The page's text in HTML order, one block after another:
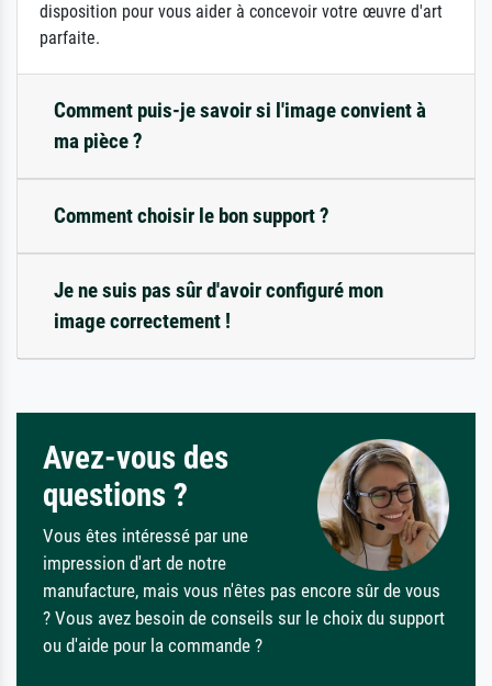
disposition pour vous aider à concevoir votre œuvre d'art
parfaite.
Comment puis-je savoir si l'image convient à
ma pièce ?
Comment choisir le bon support ?
Je ne suis pas sûr d'avoir configuré mon
image correctement !
Avez-vous des
questions ?
Vous êtes intéressé par une
impression d'art de notre
manufacture, mais vous n'êtes pas encore sûr de vous
? Vous avez besoin de conseils sur le choix du support
ou d'aide pour la commande ?